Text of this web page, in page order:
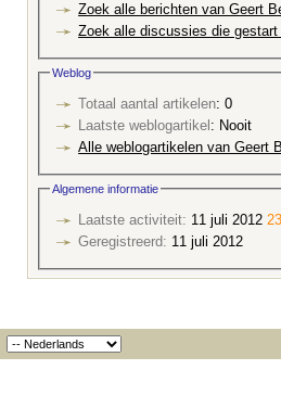
Zoek alle berichten van Geert
Zoek alle discussies die
Weblog
Totaal aantal artikelen: 0
Laatste weblogartikel
: Nooit
Alle weblogartikelen van Geert
Algemene informatie
Laatste activiteit: 11 juli 2012
Geregistreerd: 11 juli 2012